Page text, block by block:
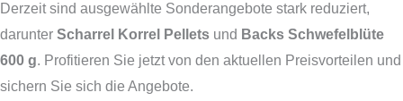
Derzeit sind ausgewählte Sonderangebote stark reduziert,
darunter Scharrel Korrel Pellets und Backs Schwefelblüte
600 g. Profitieren Sie jetzt von den aktuellen Preisvorteilen und
sichern Sie sich die Angebote.